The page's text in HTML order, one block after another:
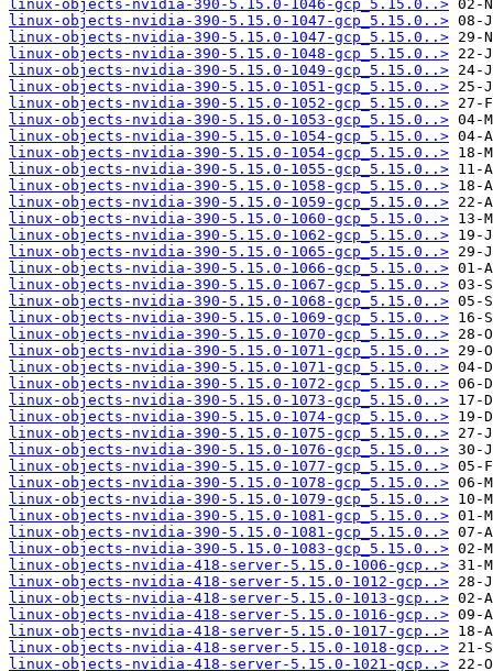
linux-objects-nvidia-390-5.15.0-1046-gcp_5.15.0..>
linux-objects-nvidia-390-5.15.0-1047-gcp_5.15.0..>
linux-objects-nvidia-390-5.15.0-1047-gcp_5.15.0..>
linux-objects-nvidia-390-5.15.0-1048-gcp_5.15.0..>
linux-objects-nvidia-390-5.15.0-1049-gcp_5.15.0..>
linux-objects-nvidia-390-5.15.0-1051-gcp_5.15.0..>
linux-objects-nvidia-390-5.15.0-1052-gcp_5.15.0..>
linux-objects-nvidia-390-5.15.0-1053-gcp_5.15.0..>
linux-objects-nvidia-390-5.15.0-1054-gcp_5.15.0..>
linux-objects-nvidia-390-5.15.0-1054-gcp_5.15.0..>
linux-objects-nvidia-390-5.15.0-1055-gcp_5.15.0..>
linux-objects-nvidia-390-5.15.0-1058-gcp_5.15.0..>
linux-objects-nvidia-390-5.15.0-1059-gcp_5.15.0..>
linux-objects-nvidia-390-5.15.0-1060-gcp_5.15.0..>
linux-objects-nvidia-390-5.15.0-1062-gcp_5.15.0..>
linux-objects-nvidia-390-5.15.0-1065-gcp_5.15.0..>
linux-objects-nvidia-390-5.15.0-1066-gcp_5.15.0..>
linux-objects-nvidia-390-5.15.0-1067-gcp_5.15.0..>
linux-objects-nvidia-390-5.15.0-1068-gcp_5.15.0..>
linux-objects-nvidia-390-5.15.0-1069-gcp_5.15.0..>
linux-objects-nvidia-390-5.15.0-1070-gcp_5.15.0..>
linux-objects-nvidia-390-5.15.0-1071-gcp_5.15.0..>
linux-objects-nvidia-390-5.15.0-1071-gcp_5.15.0..>
linux-objects-nvidia-390-5.15.0-1072-gcp_5.15.0..>
linux-objects-nvidia-390-5.15.0-1073-gcp_5.15.0..>
linux-objects-nvidia-390-5.15.0-1074-gcp_5.15.0..>
linux-objects-nvidia-390-5.15.0-1075-gcp_5.15.0..>
linux-objects-nvidia-390-5.15.0-1076-gcp_5.15.0..>
linux-objects-nvidia-390-5.15.0-1077-gcp_5.15.0..>
linux-objects-nvidia-390-5.15.0-1078-gcp_5.15.0..>
linux-objects-nvidia-390-5.15.0-1079-gcp_5.15.0..>
linux-objects-nvidia-390-5.15.0-1081-gcp_5.15.0..>
linux-objects-nvidia-390-5.15.0-1081-gcp_5.15.0..>
linux-objects-nvidia-390-5.15.0-1083-gcp_5.15.0..>
linux-objects-nvidia-418-server-5.15.0-1006-gcp..>
linux-objects-nvidia-418-server-5.15.0-1012-gcp..>
linux-objects-nvidia-418-server-5.15.0-1013-gcp..>
linux-objects-nvidia-418-server-5.15.0-1016-gcp..>
linux-objects-nvidia-418-server-5.15.0-1017-gcp..>
linux-objects-nvidia-418-server-5.15.0-1018-gcp..>
linux-objects-nvidia-418-server-5.15.0-1021-gcp..>